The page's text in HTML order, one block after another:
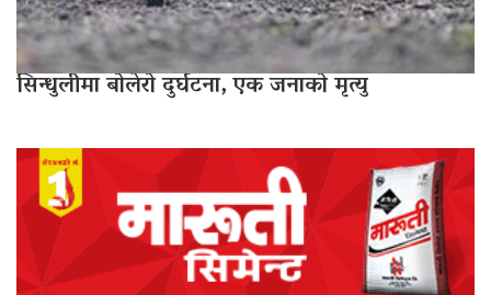
सिन्धुलीमा बोलेरो दुर्घटना, एक जनाको मृत्यु